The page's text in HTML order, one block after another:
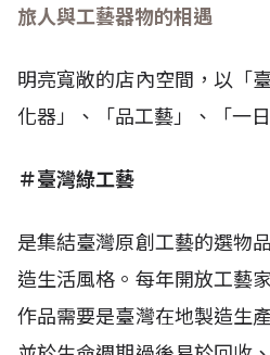
旅人與工藝器物的相遇
明亮寬敞的店內空間，以「
化器」、「品工藝」、「一
＃臺灣綠工藝
是集結臺灣原創工藝的選物
造生活風格。每年開放工藝
作品需要是臺灣在地製造生